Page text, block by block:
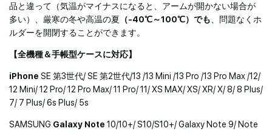
品と違って（気温がマイナスになると、アームが開かない場合が
多い）、厳寒の冬や高温の夏 （-40℃～100℃）でも、問題なくホ
ルダーを開閉することができます。
【全機種＆手帳型ケースに対応】
iPhone SE 第3世代/ SE 第2世代/13 /13 Mini /13 Pro /13 Pro Max /12/
12 Mini/ 12 Pro/ 12 Pro Max/ 11 Pro/ 11/ XS MAX/ XS/ XR/ X/ 8/ 8 Plus/
7/ 7 Plus/ 6s Plus/ 5s
SAMSUNG Galaxy Note 10/10+/ S10/S10+/ Galaxy Note 9/ Note